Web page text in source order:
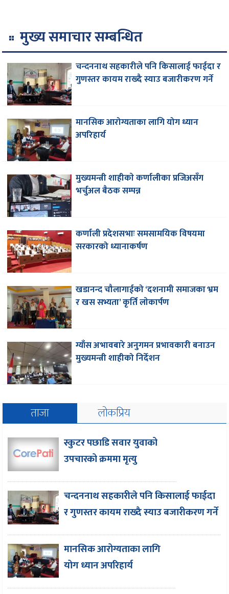
मुख्य समाचार सम्बन्धित
चन्दननाथ सहकारीले पनि किसालाई फाईदा र
गुणस्तर कायम राख्दै स्याउ बजारीकरण गर्ने
मानसिक आरोग्यताका लागि योग ध्यान
अपरिहार्य
मुख्यमन्त्री शाहीकाे कर्णालीका प्रजिअसँग
भर्चुअल बैठक सम्पन्न
कर्णाली प्रदेशसभाः समसामयिक विषयमा
सरकारको ध्यानाकर्षण
खडानन्द चौलागाईको ‘दशनामी समाजका भ्रम
र खस सभ्यता’ कृर्ति लाेकार्पण
ग्याँस अभावबारे अनुगमन प्रभावकारी बनाउन
मुख्यमन्त्री शाहीको निर्देशन
ताजा लोकप्रिय
स्कुटर पछाडि सवार युवाको
उपचारको क्रममा मृत्यु
चन्दननाथ सहकारीले पनि किसालाई फाईदा
र गुणस्तर कायम राख्दै स्याउ बजारीकरण गर्ने
मानसिक आरोग्यताका लागि
योग ध्यान अपरिहार्य